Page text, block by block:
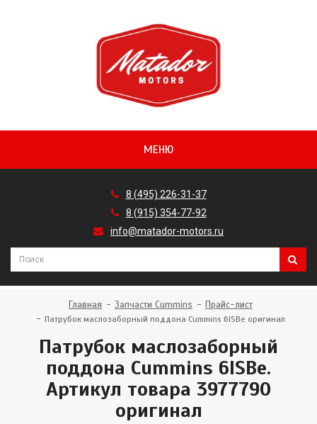
МЕНЮ
8 (495) 226-31-37
8 (915) 354-77-92
info@matador-motors.ru
Главная Запчасти Cummins Прайс-лист
Патрубок маслозаборный поддона Cummins 6ISBe оригинал
Патрубок маслозаборный
поддона Cummins 6ISBe.
Артикул товара 3977790
оригинал